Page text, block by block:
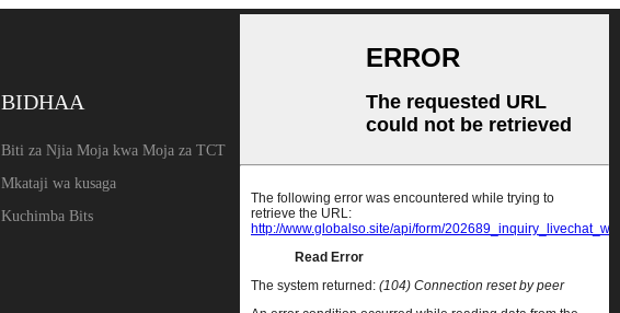
BIDHAA
Biti za Njia Moja kwa Moja za TCT
Mkataji wa kusaga
Kuchimba Bits
KUTUMA MASWALI
pepe yako na tutawasiliana ndani ya saa
24.
UCHUNGUZI